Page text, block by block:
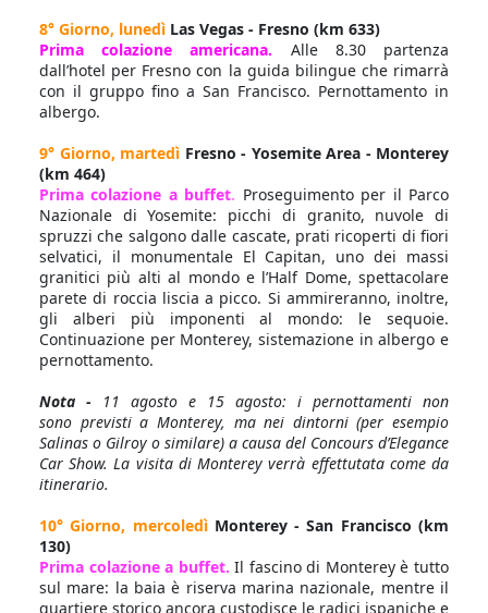
8° Giorno, lunedì Las Vegas - Fresno (km 633)
Prima colazione americana. Alle 8.30 partenza
dall’hotel per Fresno con la guida bilingue che rimarrà
con il gruppo fino a San Francisco. Pernottamento in
albergo.
9° Giorno, martedì Fresno - Yosemite Area - Monterey
(km 464)
Prima colazione a buffet. Proseguimento per il Parco
Nazionale di Yosemite: picchi di granito, nuvole di
spruzzi che salgono dalle cascate, prati ricoperti di fiori
selvatici, il monumentale El Capitan, uno dei massi
granitici più alti al mondo e l’Half Dome, spettacolare
parete di roccia liscia a picco. Si ammireranno, inoltre,
gli alberi più imponenti al mondo: le sequoie.
Continuazione per Monterey, sistemazione in albergo e
pernottamento.
Nota -
11 agosto e 15 agosto: i pernottamenti non
sono previsti a Monterey, ma nei dintorni (per esempio
Salinas o Gilroy o similare) a causa del Concours d’Elegance
Car Show. La visita di Monterey verrà effettutata come da
itinerario.
10° Giorno, mercoledì Monterey - San Francisco (km
130)
Prima colazione a buffet. Il fascino di Monterey è tutto
sul mare: la baia è riserva marina nazionale, mentre il
quartiere storico ancora custodisce le radici ispaniche e